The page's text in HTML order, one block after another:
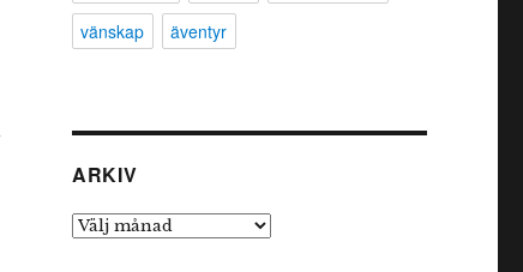
vänskap
äventyr
ARKIV
Arkiv